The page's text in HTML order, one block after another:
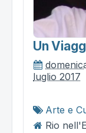
Un
luglio 2017
Arte e
Rio